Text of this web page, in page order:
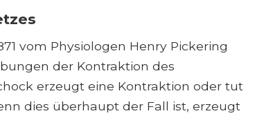
vom Physiologen Henry Pickering
der Kontraktion des
erzeugt eine Kontraktion oder tut
dies überhaupt der Fall ist, erzeugt